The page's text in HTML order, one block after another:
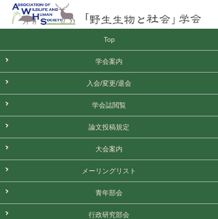
Top
学会案内
入会/変更/退会
学会誌閲覧
論文投稿規定
大会案内
メーリングリスト
青年部会
行政研究部会